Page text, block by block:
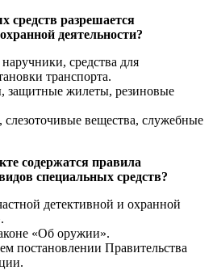
средств разрешается
деятельности?
средства для
транспорта.
защитные жилеты, резиновые
вещества, служебные
содержатся правила
специальных средств?
детективной и охранной
«Об оружии».
постановлении Правительства